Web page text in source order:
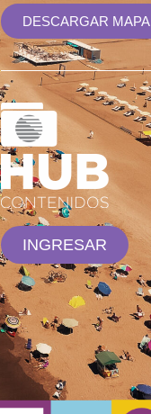
DESCARGAR MAPA
INGRESAR